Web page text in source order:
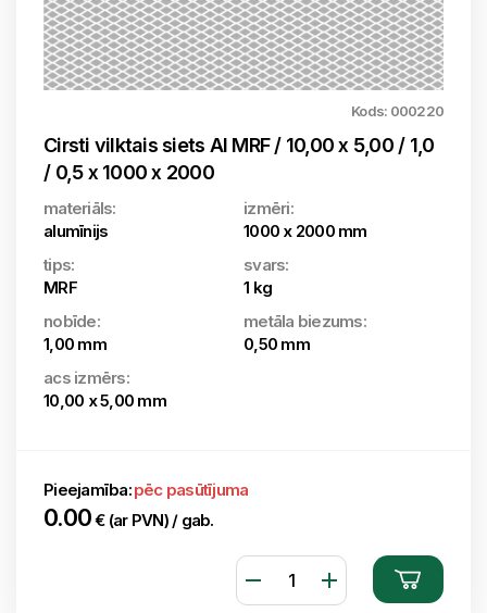
Kods: 000220
Cirsti vilktais siets Al MRF / 10,00 x 5,00 / 1,0
/ 0,5 x 1000 x 2000
materiāls:
alumīnijs
izmēri:
1000 x 2000 mm
tips:
MRF
svars:
1 kg
nobīde:
1,00 mm
metāla biezums:
0,50 mm
acs izmērs:
10,00 x 5,00 mm
Pieejamība:pēc pasūtījuma
0.00€ (ar PVN) / gab.